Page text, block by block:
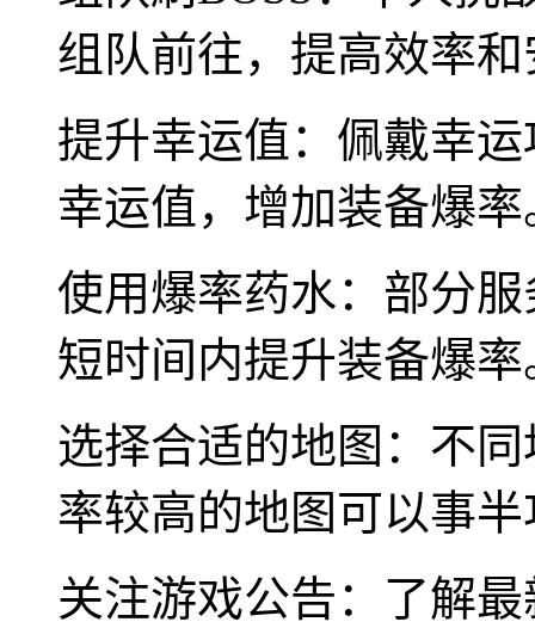
组队前往，提高效率
提升幸运值：佩戴幸
幸运值，增加装备爆率
使用爆率药水：部分
短时间内提升装备爆率
选择合适的地图：不
率较高的地图可以事
关注游戏公告：了解